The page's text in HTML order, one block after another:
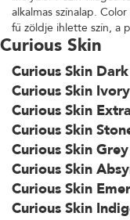
alkalmas színalap.
fű zöldje ihlette szín, a
Curious Skin
Curious Skin
Curious Skin Ivory
Curious Skin
Curious Skin
Curious Skin Grey
Curious Skin
Curious Skin
Curious Skin